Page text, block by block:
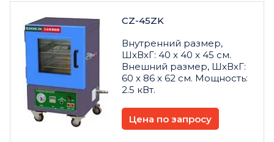
CZ-45ZK
Внутренний размер,
ШxВxГ: 40 x 40 x 45 см.
Внешний размер, ШxВxГ:
60 x 86 x 62 см. Мощность:
2.5 кВт.
Цена по запросу